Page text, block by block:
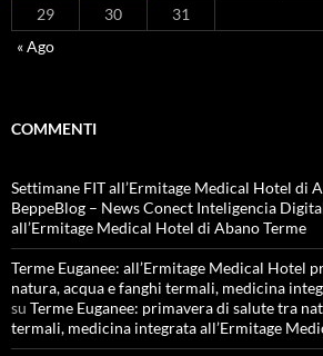
29
30
31
« Ago
COMMENTI
Settimane FIT all’Ermitage Medical Hotel di
BeppeBlog – News Conect Inteligencia
all’Ermitage Medical Hotel di Abano Terme
Terme Euganee: all’Ermitage Medical Hotel
natura, acqua e fanghi termali, medicina
su Terme Euganee: primavera di salute tra
termali, medicina integrata all’Ermitage